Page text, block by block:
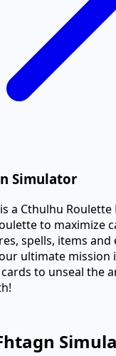
Simulator
a Cthulhu Roulette
to maximize
spells, items
ultimate mission
to unseal the